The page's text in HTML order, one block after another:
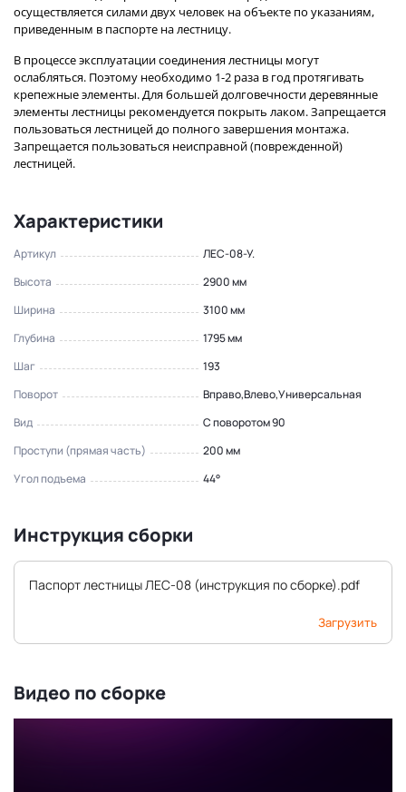
осуществляется силами двух человек на объекте по указаниям,
приведенным в паспорте на лестницу.
В процессе эксплуатации соединения лестницы могут
ослабляться. Поэтому необходимо 1-2 раза в год протягивать
крепежные элементы. Для большей долговечности деревянные
элементы лестницы рекомендуется покрыть лаком. Запрещается
пользоваться лестницей до полного завершения монтажа.
Запрещается пользоваться неисправной (поврежденной)
лестницей.
Характеристики
Артикул
ЛЕС-08-У.
Высота
2900 мм
Ширина
3100 мм
Глубина
1795 мм
Шаг
193
Поворот
Вправо,Влево,Универсальная
Вид
С поворотом 90
Проступи (прямая часть)
200 мм
Угол подъема
44°
Инструкция сборки
Паспорт лестницы ЛЕС-08 (инструкция по сборке).pdf
Загрузить
Видео по сборке